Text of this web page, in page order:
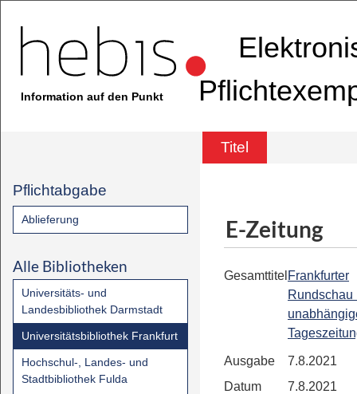
Information auf den Punkt
Titel
Pflichtabgabe
Ablieferung
Alle Bibliotheken
Universitäts- und
Landesbibliothek Darmstadt
Universitätsbibliothek Frankfurt
Hochschul-, Landes- und
Stadtbibliothek Fulda
E-Zeitung
Gesamttitel Frankfurter
Rundschau
Ausgabe
7.8.2021
Datum
7.8.2021